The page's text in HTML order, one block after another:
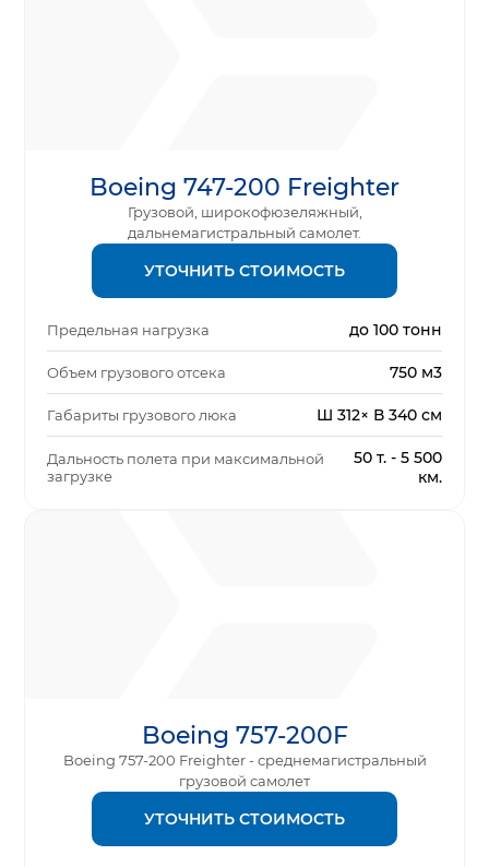
Boeing 747-200 Freighter
Грузовой, широкофюзеляжный,
дальнемагистральный самолет.
УТОЧНИТЬ СТОИМОСТЬ
Предельная нагрузка до 100 тонн
Объем грузового отсека 750 м3
Габариты грузового люка Ш 312× В 340 см
Дальность полета при максимальной
загрузке
50 т. - 5 500
км.
Boeing 757-200F
Boeing 757-200 Freighter - среднемагистральный
грузовой самолет
УТОЧНИТЬ СТОИМОСТЬ